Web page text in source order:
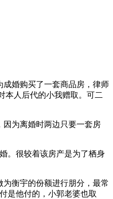
婚购买了一套商品房，律师
本人后代的小我赠取。可二
为离婚时两边只要一套房
。很较着该房产是为了栖身
衡宇的份额进行朋分，最常
是他付的，小郭老婆也取